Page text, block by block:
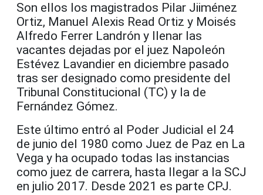
Son ellos los magistrados Pilar Jiiménez
Ortiz, Manuel Alexis Read Ortiz y Moisés
Alfredo Ferrer Landrón y llenar las
vacantes dejadas por el juez Napoleón
Estévez Lavandier en diciembre pasado
tras ser designado como presidente del
Tribunal Constitucional (TC) y la de
Fernández Gómez.
Este último entró al Poder Judicial el 24
de junio del 1980 como Juez de Paz en La
Vega y ha ocupado todas las instancias
como juez de carrera, hasta llegar a la SCJ
en julio 2017. Desde 2021 es parte CPJ.